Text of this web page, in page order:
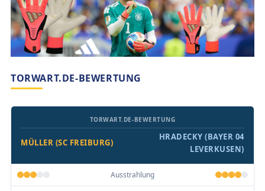
TORWART.DE-BEWERTUNG
MÜLLER (SC FREIBURG)
TORWART.DE-BEWERTUNG
HRADECKY (BAYER 04
LEVERKUSEN)
Ausstrahlung